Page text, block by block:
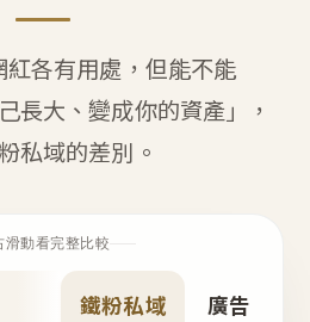
紅各有用處，但能不能
長大、變成你的資產」，
私域的差別。
滑動看完整比較
鐵粉私域
廣告